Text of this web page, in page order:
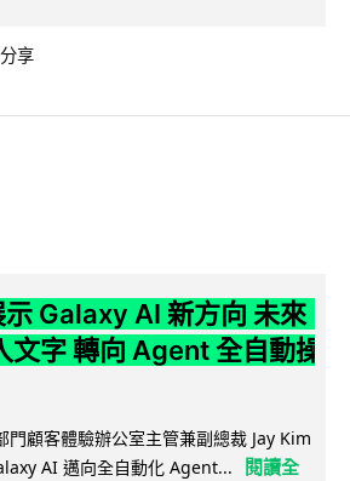
分享
Galaxy AI 新方向 未來
文字 轉向 Agent 全自動操
顧客體驗辦公室主管兼副總裁 Jay Kim
AI 邁向全自動化 Agent...
閱讀全